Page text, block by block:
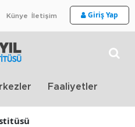
Künye İletişim Giriş Yap
Faaliyetler